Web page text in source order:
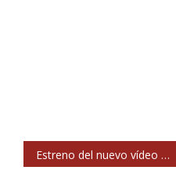
Estreno del nuevo vídeo de American Ghost: ‘Chap.2: Underdogs (RAW Sessions)’